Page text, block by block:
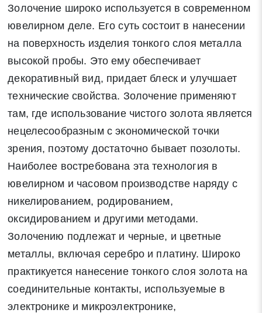
Золочение широко используется в современном
ювелирном деле. Его суть состоит в нанесении
на поверхность изделия тонкого слоя металла
высокой пробы. Это ему обеспечивает
декоративный вид, придает блеск и улучшает
технические свойства. Золочение применяют
там, где использование чистого золота является
нецелесообразным с экономической точки
зрения, поэтому достаточно бывает позолоты.
Наиболее востребована эта технология в
ювелирном и часовом производстве наряду с
никелированием, родированием,
оксидированием и другими методами.
Золочению подлежат и черные, и цветные
металлы, включая серебро и платину. Широко
практикуется нанесение тонкого слоя золота на
соединительные контакты, используемые в
электронике и микроэлектронике,